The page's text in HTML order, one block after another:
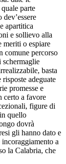
parte
apartitica
e sollievo alla
meriti o espiare
comune percorso
basta
adeguate
promesse e
certo a favore
figure di
quello
dovrà
gli hanno dato e
a
la Calabria, che